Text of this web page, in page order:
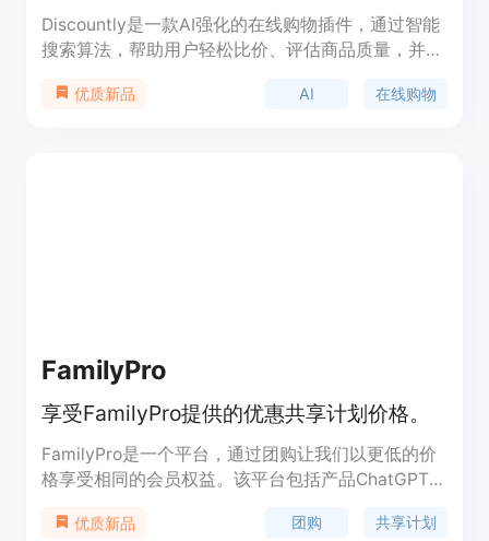
Discountly是一款AI强化的在线购物插件，通过智能
搜索算法，帮助用户轻松比价、评估商品质量，并自
全、便捷、省钱的购物体验。Discountly的定价灵
优质新品 AI 在线购物
FamilyPro
享受FamilyPro提供的优惠共享计划价格。
FamilyPro是一个平台，通过团购让我们以更低的价
格享受相同的会员权益。该平台包括产品ChatGPT、
优质新品 团购 共享计划